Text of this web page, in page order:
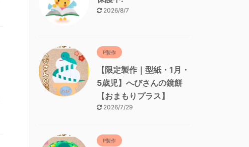
2026/8/7
P製作
【限定製作｜型紙・1月・
5歳児】へびさんの鏡餅
【おまもりプラス】
2026/7/29
P製作